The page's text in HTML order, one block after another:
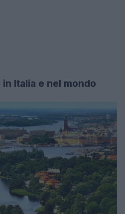
Italia e nel mondo